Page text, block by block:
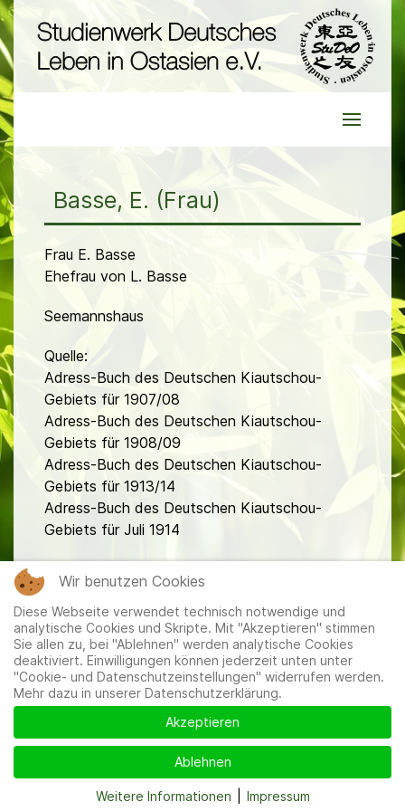
Basse, E. (Frau)
Frau E. Basse
Ehefrau von L. Basse
Seemannshaus
Quelle:
Adress-Buch des Deutschen Kiautschou-
Gebiets für 1907/08
Adress-Buch des Deutschen Kiautschou-
Gebiets für 1908/09
Adress-Buch des Deutschen Kiautschou-
Gebiets für 1913/14
Adress-Buch des Deutschen Kiautschou-
Gebiets für Juli 1914
Mitglieder|Impressum|Datenschutzerklärung|Cookie-
und Datenschutzeinstellungen
Wir benutzen Cookies
Diese Webseite verwendet technisch notwendige und
analytische Cookies und Skripte. Mit "Akzeptieren" stimmen
Sie allen zu, bei "Ablehnen" werden analytische Cookies
deaktiviert. Einwilligungen können jederzeit unten unter
"Cookie- und Datenschutzeinstellungen" widerrufen werden.
Mehr dazu in unserer Datenschutzerklärung.
Akzeptieren
Ablehnen
Weitere Informationen Impressum